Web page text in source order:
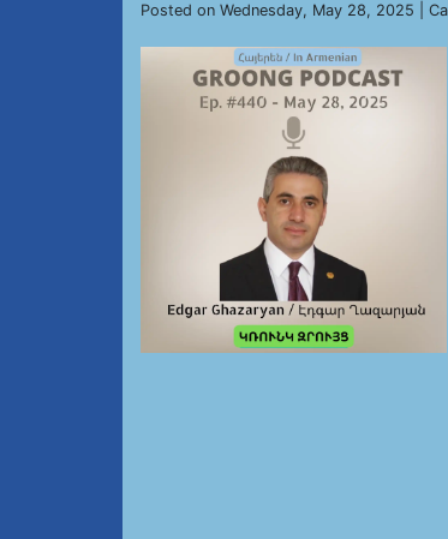
Posted on Wednesday, May 28, 2025 |